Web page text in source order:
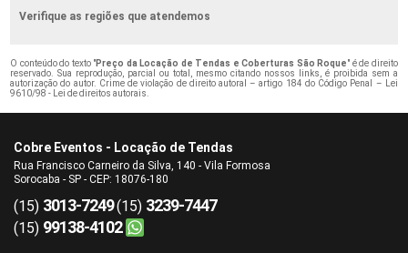
Verifique as regiões que atendemos
O conteúdo do texto "Preço da Locação de Tendas e Coberturas São Roque" é de direito
reservado. Sua reprodução, parcial ou total, mesmo citando nossos links, é proibida sem a
autorização do autor. Crime de violação de direito autoral – artigo 184 do Código Penal –
Lei
9610/98 - Lei de direitos autorais
Cobre Eventos - Locação de Tendas
Rua Francisco Carneiro da Silva, 140 - Vila Formosa
Sorocaba - SP - CEP: 18076-180
(15) 3013-7249(15) 3239-7447
(15) 99138-4102